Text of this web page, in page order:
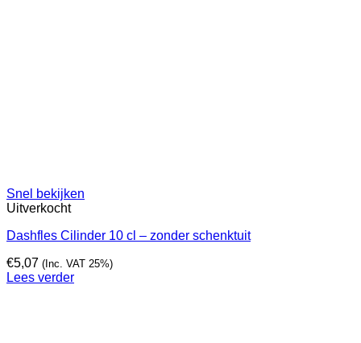
Snel bekijken
Uitverkocht
Dashfles Cilinder 10 cl – zonder schenktuit
€5,07 (Inc. VAT 25%)
Lees verder